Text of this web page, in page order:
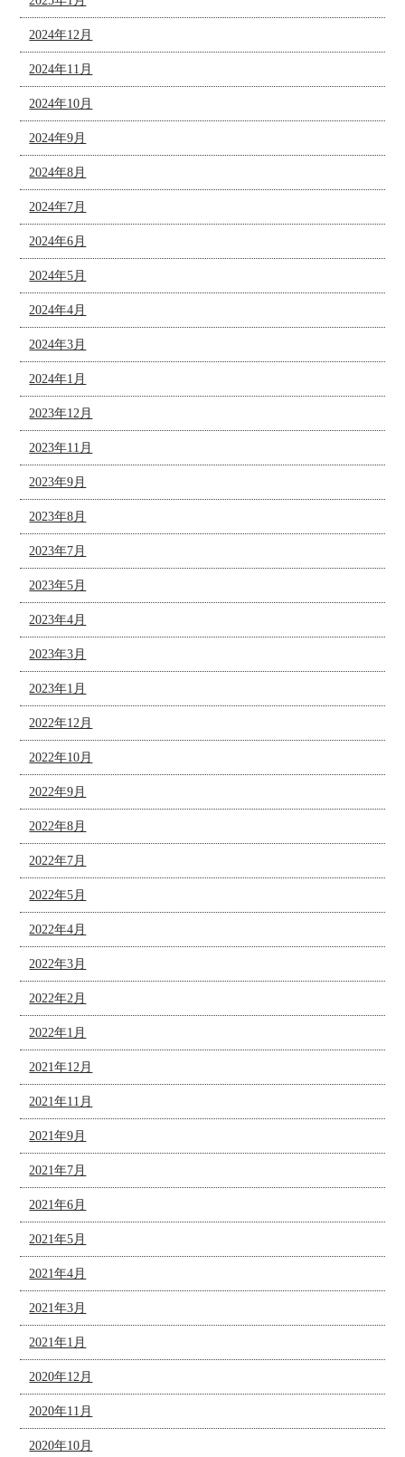
2024年12月
2024年11月
2024年10月
2024年9月
2024年8月
2024年7月
2024年6月
2024年5月
2024年4月
2024年3月
2024年1月
2023年12月
2023年11月
2023年9月
2023年8月
2023年7月
2023年5月
2023年4月
2023年3月
2023年1月
2022年12月
2022年10月
2022年9月
2022年8月
2022年7月
2022年5月
2022年4月
2022年3月
2022年2月
2022年1月
2021年12月
2021年11月
2021年9月
2021年7月
2021年6月
2021年5月
2021年4月
2021年3月
2021年1月
2020年12月
2020年11月
2020年10月